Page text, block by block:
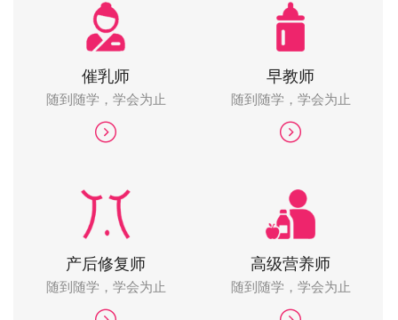
催乳师
随到随学，学会为止
早教师
随到随学，学会为止
产后修复师
随到随学，学会为止
高级营养师
随到随学，学会为止